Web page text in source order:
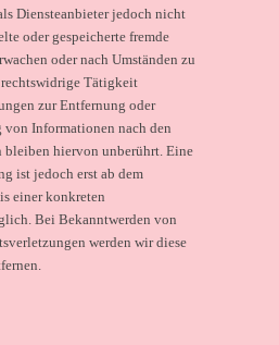
Diensteanbieter jedoch nicht
oder gespeicherte fremde
oder nach Umständen zu
Tätigkeit
zur Entfernung oder
von Informationen nach den
bleiben hiervon unberührt. Eine
ist jedoch erst ab dem
einer konkreten
Bei Bekanntwerden von
werden wir diese